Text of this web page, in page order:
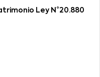
Ley N°20.880